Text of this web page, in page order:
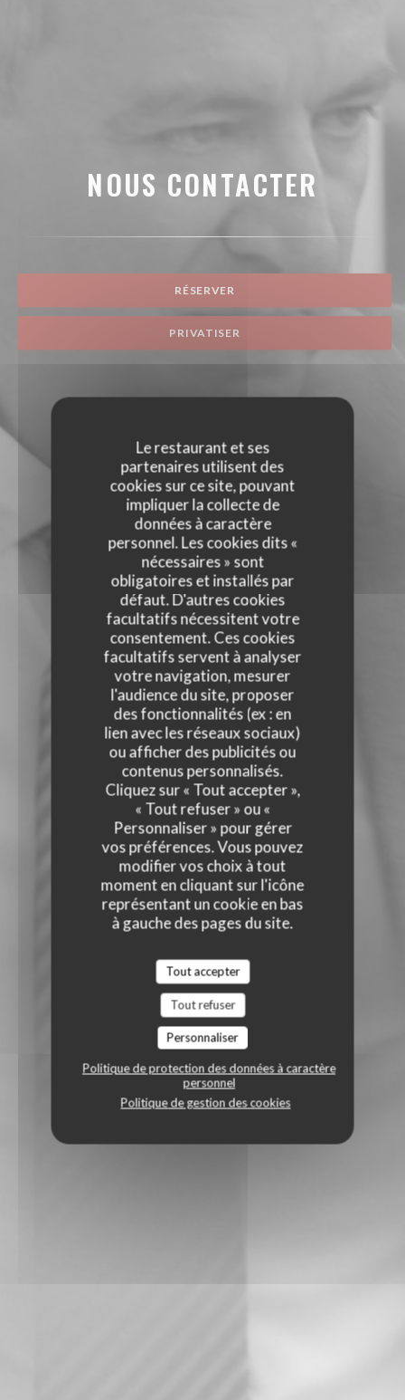
Le restaurant et ses
partenaires utilisent des
cookies sur ce site, pouvant
impliquer la collecte de
données à caractère
personnel. Les cookies dits «
nécessaires » sont
obligatoires et installés par
défaut. D'autres cookies
facultatifs nécessitent votre
consentement. Ces cookies
facultatifs servent à analyser
votre navigation, mesurer
l'audience du site, proposer
des fonctionnalités (ex : en
lien avec les réseaux sociaux)
ou afficher des publicités ou
contenus personnalisés.
Cliquez sur « Tout accepter »,
« Tout refuser » ou «
Personnaliser » pour gérer
vos préférences. Vous pouvez
modifier vos choix à tout
moment en cliquant sur l'icône
représentant un cookie en bas
à gauche des pages du site.
Tout accepter
Tout refuser
Personnaliser
Politique de protection des données à caractère
personnel
Politique de gestion des cookies
NOUS CONTACTER
RÉSERVER
PRIVATISER